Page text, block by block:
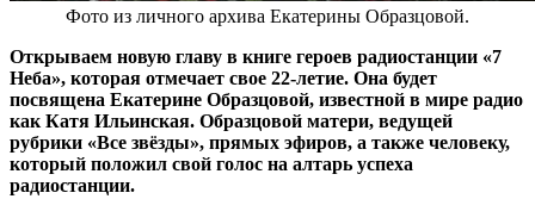
Фото из личного архива Екатерины Образцовой.
Открываем новую главу в книге героев радиостанции «7
Неба», которая отмечает свое 22-летие. Она будет
посвящена Екатерине Образцовой, известной в мире радио
как Катя Ильинская. Образцовой матери, ведущей
рубрики «Все звёзды», прямых эфиров, а также человеку,
который положил свой голос на алтарь успеха
радиостанции.